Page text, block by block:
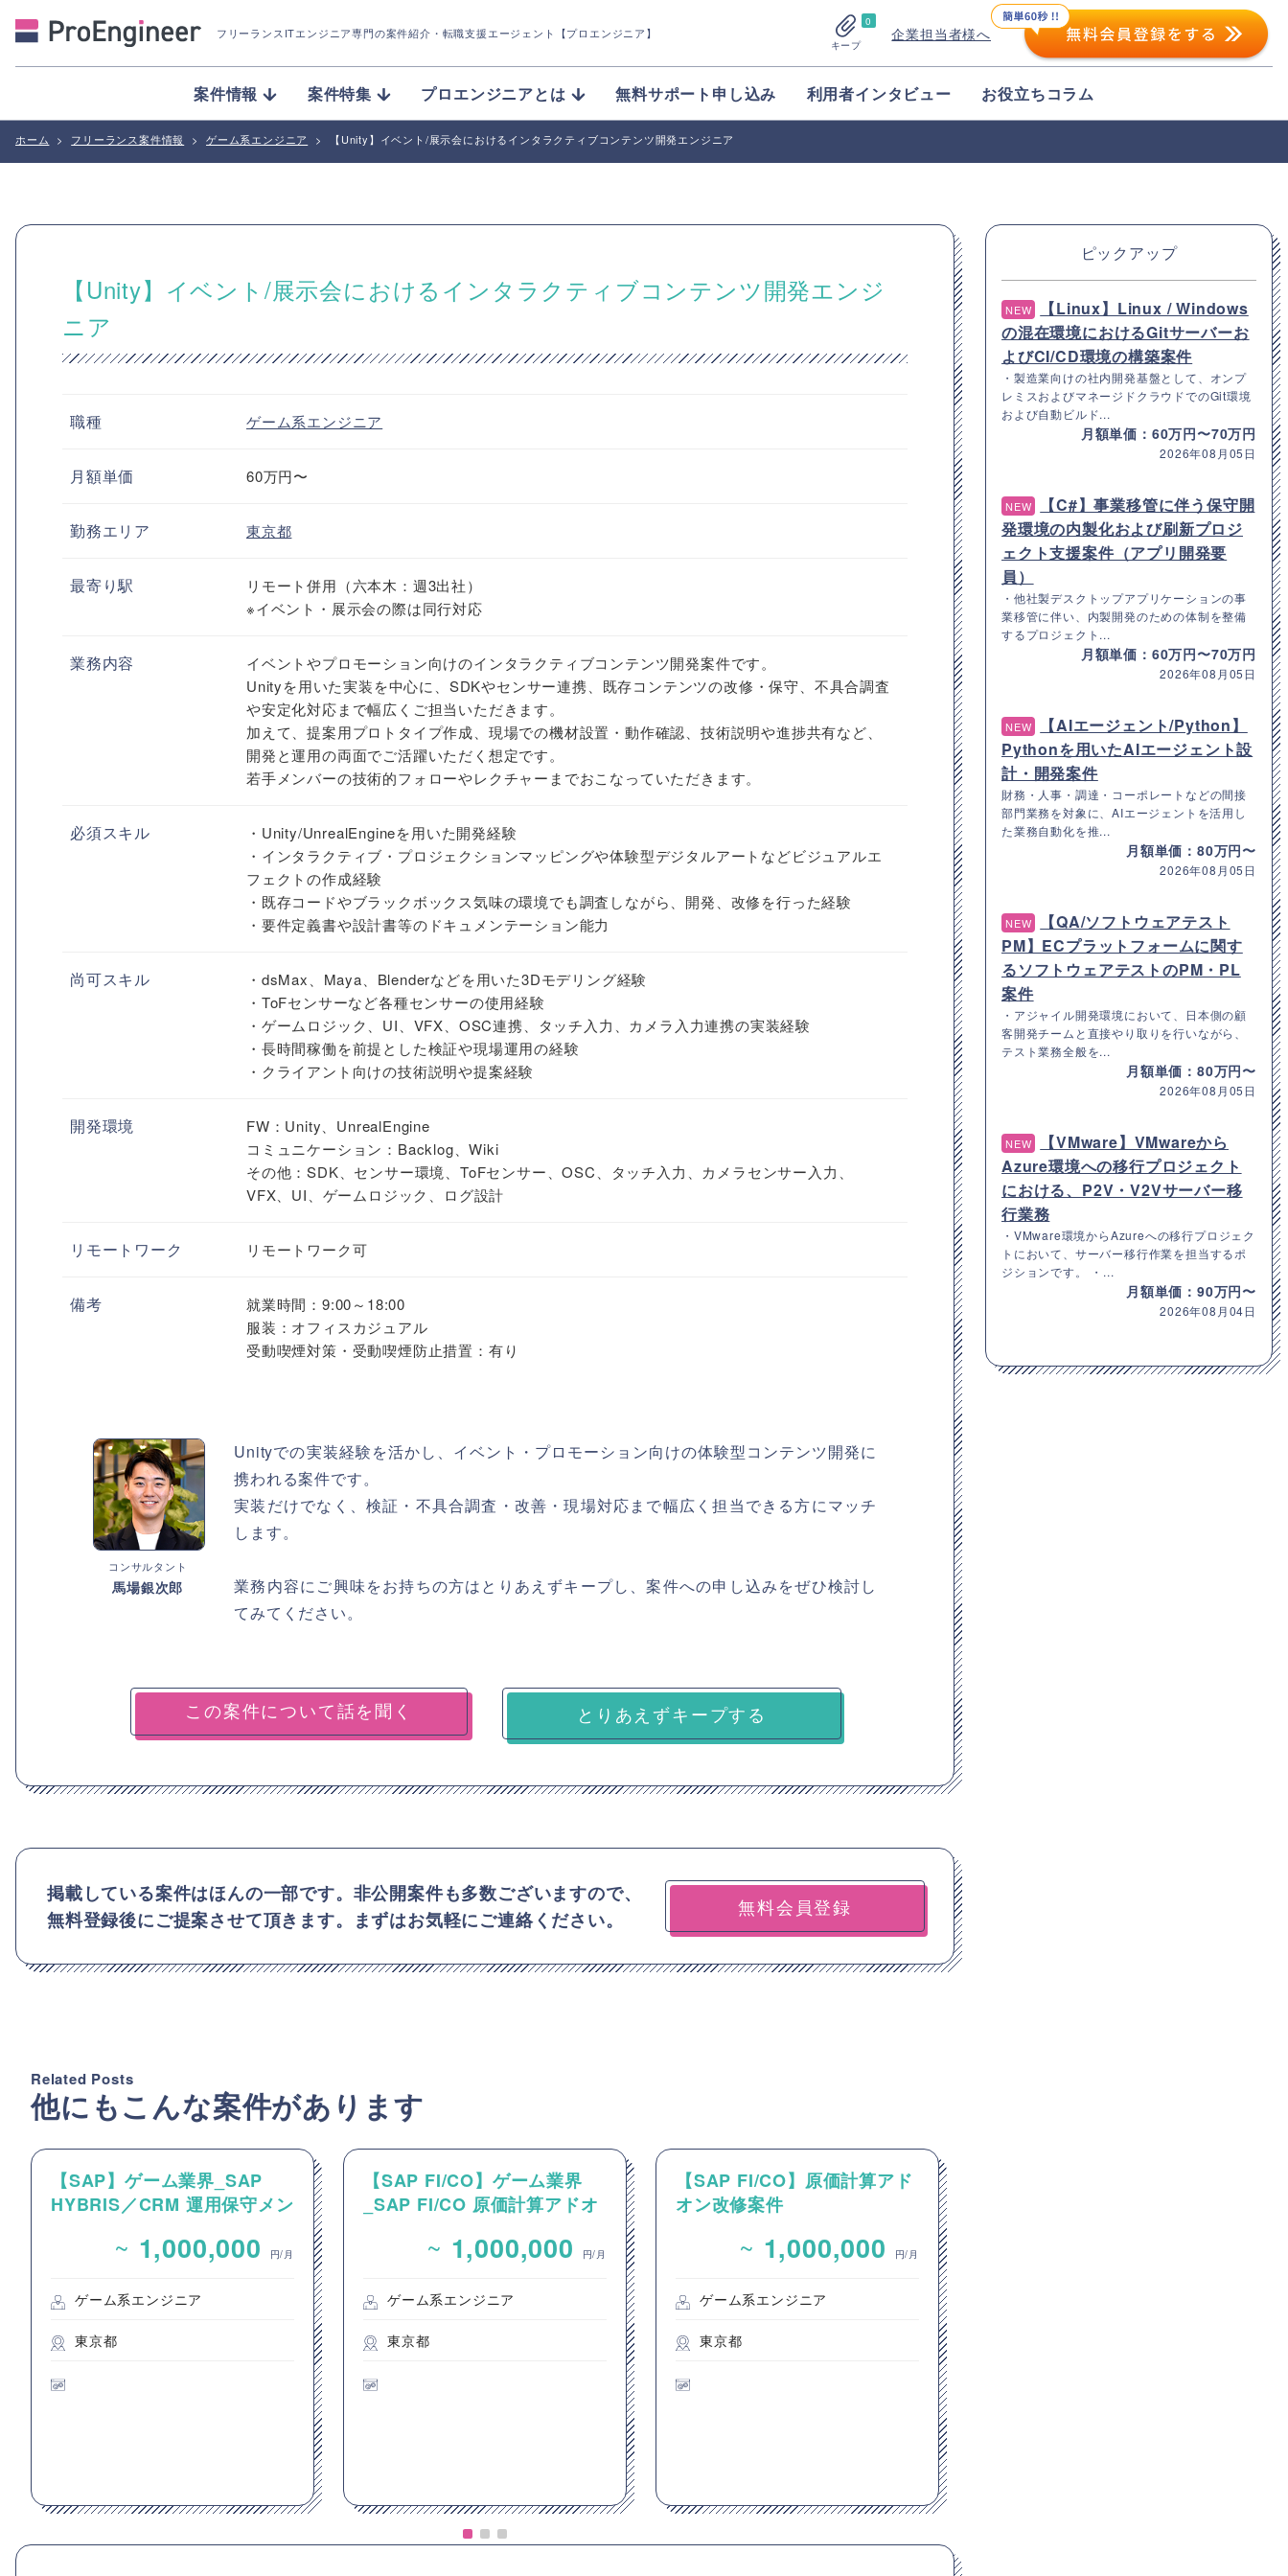
フリーランスITエンジニア専門の案件紹介 ・転職支援エージェント【プロエンジニア】
0
キープ
企業担当者様へ
案件情報 案件特集 プロエンジニアとは 無料サポート申し込み 利用者インタビュー お役立ちコラム
ホーム > フリーランス案件情報 > ゲーム系エンジニア > 【Unity】イベント/展示会におけるインタラクティブコンテンツ開発エンジニア
【Unity】イベント/展示会におけるインタラクティブコンテンツ開発エンジ
ニア
職種 ゲーム系エンジニア
月額単価 60万円〜
勤務エリア 東京都
最寄り駅
リモート併用（六本木：週3出社）
※イベント・展示会の際は同行対応
業務内容
イベントやプロモーション向けのインタラクティブコンテンツ開発案件です。
Unityを用いた実装を中心に、SDKやセンサー連携、既存コンテンツの改修・保守、不具合調査
や安定化対応まで幅広くご担当いただきます。
加えて、提案用プロトタイプ作成、現場での機材設置・動作確認、技術説明や進捗共有など、
開発と運用の両面でご活躍いただく想定です。
若手メンバーの技術的フォローやレクチャーまでおこなっていただきます。
必須スキル
・Unity/UnrealEngineを用いた開発経験
・インタラクティブ・プロジェクションマッピングや体験型デジタルアートなどビジュアルエ
フェクトの作成経験
・既存コードやブラックボックス気味の環境でも調査しながら、開発、改修を行った経験
・要件定義書や設計書等のドキュメンテーション能力
尚可スキル
・dsMax、Maya、Blenderなどを用いた3Dモデリング経験
・ToFセンサーなど各種センサーの使用経験
・ゲームロジック、UI、VFX、OSC連携、タッチ入力、カメラ入力連携の実装経験
・長時間稼働を前提とした検証や現場運用の経験
・クライアント向けの技術説明や提案経験
開発環境
FW：Unity、UnrealEngine
コミュニケーション：Backlog、Wiki
その他：SDK、センサー環境、ToFセンサー、OSC、タッチ入力、カメラセンサー入力、
VFX、UI、ゲームロジック、ログ設計
リモートワーク リモートワーク可
備考
就業時間：9:00～18:00
服装：オフィスカジュアル
受動喫煙対策・受動喫煙防止措置：有り
コンサルタント
馬場銀次郎
Unityでの実装経験を活かし、イベント・プロモーション向けの体験型コンテンツ開発に
携われる案件です。
実装だけでなく、検証・不具合調査・改善・現場対応まで幅広く担当できる方にマッチ
します。
業務内容にご興味をお持ちの方はとりあえずキープし、案件への申し込みをぜひ検討し
てみてください。
とりあえずキープする
掲載している案件はほんの一部です。非公開案件も多数ございますので、
無料登録後にご提案させて頂きます。まずはお気軽にご連絡ください。
無料会員登録
Related Posts
他にもこんな案件があります
【SAP】ゲーム業界_SAP
HYBRIS／CRM 運用保守メン
~ 1,000,000 円/月
ゲーム系エンジニア
東京都
【SAP FI/CO】ゲーム業界
_SAP FI/CO 原価計算アドオ
~ 1,000,000 円/月
ゲーム系エンジニア
東京都
【SAP FI/CO】原価計算アド
オン改修案件
~ 1,000,000 円/月
ゲーム系エンジニア
東京都
ピックアップ
NEW
【Linux】Linux / Windows
の混在環境におけるGitサーバーお
よびCI/CD環境の構築案件
・製造業向けの社内開発基盤として、オンプ
レミスおよびマネージドクラウドでのGit環境
および自動ビルド...
月額単価：60万円〜70万円
2026年08月05日
NEW
【C#】事業移管に伴う保守開
発環境の内製化および刷新プロジ
ェクト支援案件（アプリ開発要
員）
・他社製デスクトップアプリケーションの事
業移管に伴い、内製開発のための体制を整備
するプロジェクト...
月額単価：60万円〜70万円
2026年08月05日
NEW
【AIエージェント/Python】
Pythonを用いたAIエージェント設
計・開発案件
財務・人事・調達・コーポレートなどの間接
部門業務を対象に、AIエージェントを活用し
た業務自動化を推...
月額単価：80万円〜
2026年08月05日
NEW
【QA/ソフトウェアテスト
PM】ECプラットフォームに関す
るソフトウェアテストのPM・PL
案件
・アジャイル開発環境において、日本側の顧
客開発チームと直接やり取りを行いながら、
テスト業務全般を...
月額単価：80万円〜
2026年08月05日
NEW
【VMware】VMwareから
Azure環境への移行プロジェクト
における、P2V・V2Vサーバー移
行業務
・VMware環境からAzureへの移行プロジェク
トにおいて、サーバー移行作業を担当するポ
ジションです。 ・...
月額単価：90万円〜
2026年08月04日